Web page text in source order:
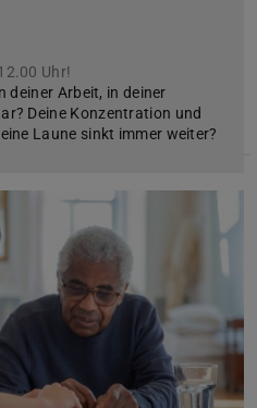
Uhr!
deiner Arbeit, in deiner
Deine Konzentration und
Laune sinkt immer weiter?